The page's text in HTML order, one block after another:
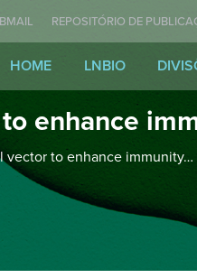
REPOSITÓRIO DE
HOME LNBIO
enhance
vector to enhance immunity…